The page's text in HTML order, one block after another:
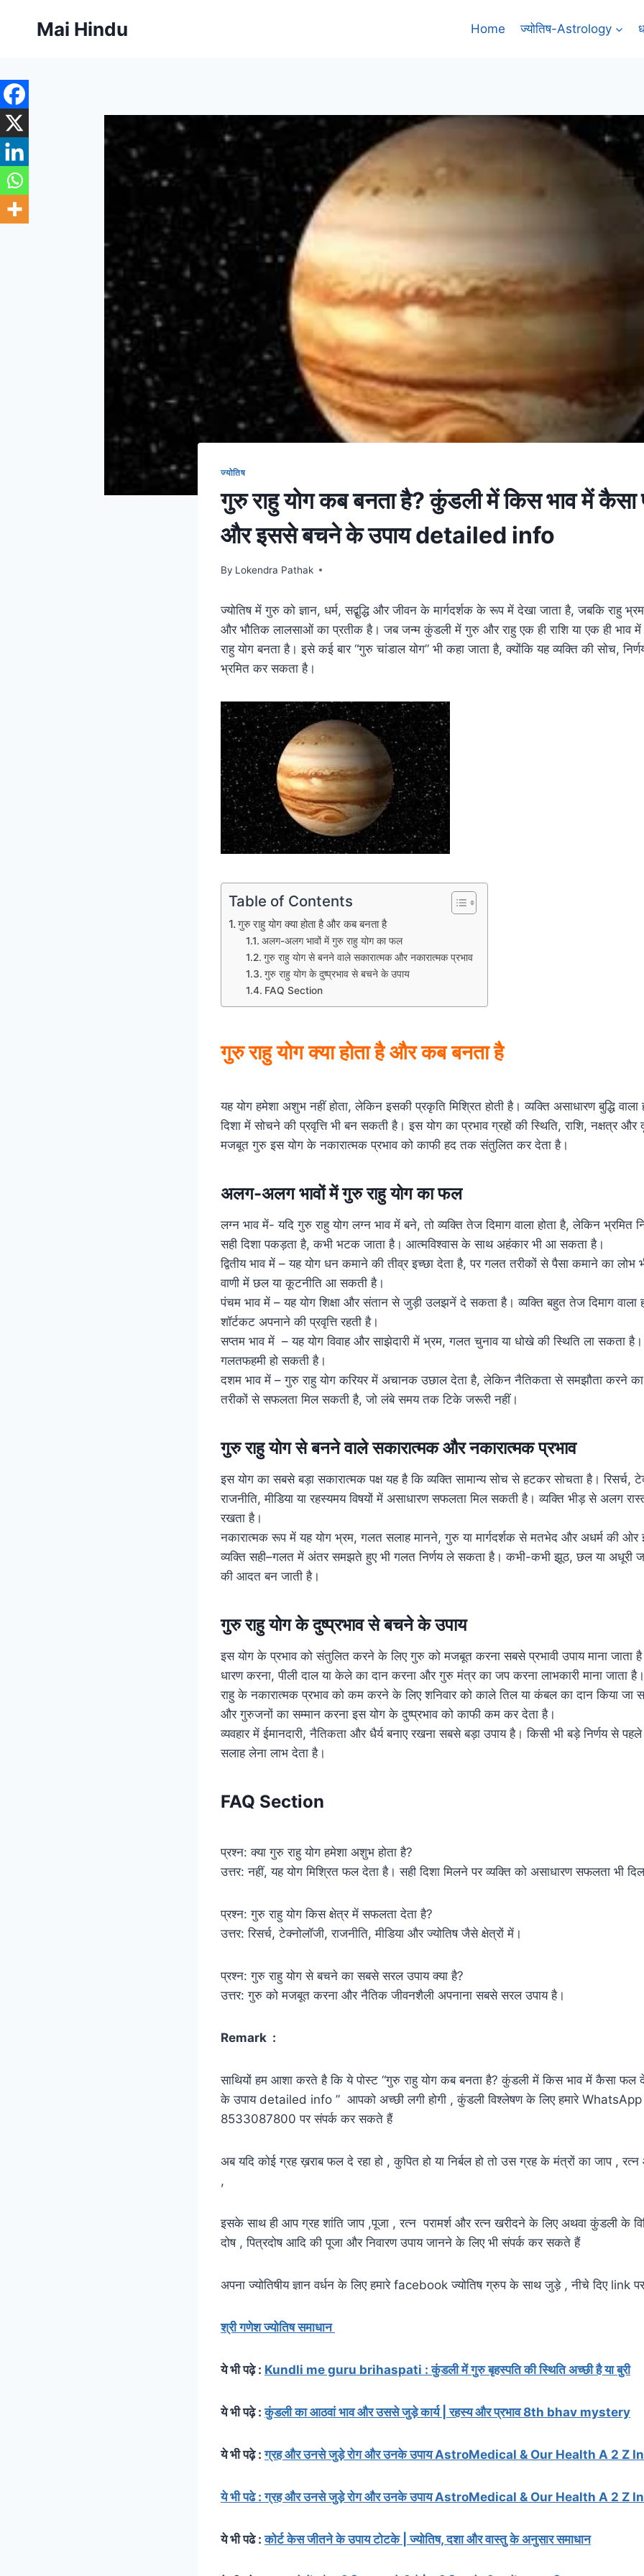
Mai Hindu Home ज्योतिष-Astrology
ज्योतिष
गुरु राहु योग कब बनता है? कुंडली में किस भाव में
और इससे बचने के उपाय detailed info
By Lokendra Pathak
ज्योतिष में गुरु को ज्ञान, धर्म, सद्बुद्धि और जीवन के मार्गदर्शक के रूप में देखा जाता है, जबकि राहु
और भौतिक लालसाओं का प्रतीक है। जब जन्म कुंडली में गुरु और राहु एक ही राशि या एक ही भाव
राहु योग बनता है। इसे कई बार “गुरु चांडाल योग” भी कहा जाता है, क्योंकि यह व्यक्ति की सोच,
भ्रमित कर सकता है।
Table of Contents
गुरु राहु योग क्या होता है और कब बनता है
अलग-अलग भावों में गुरु राहु योग का फल
गुरु राहु योग से बनने वाले सकारात्मक और नकारात्मक प्रभाव
गुरु राहु योग के दुष्प्रभाव से बचने के उपाय
FAQ Section
गुरु राहु योग क्या होता है और कब बनता है
यह योग हमेशा अशुभ नहीं होता, लेकिन इसकी प्रकृति मिश्रित होती है। व्यक्ति असाधारण बुद्धि
दिशा में सोचने की प्रवृत्ति भी बन सकती है। इस योग का प्रभाव ग्रहों की स्थिति, राशि, नक्षत्र और
मजबूत गुरु इस योग के नकारात्मक प्रभाव को काफी हद तक संतुलित कर देता है।
अलग-अलग भावों में गुरु राहु योग का फल
लग्न भाव में- यदि गुरु राहु योग लग्न भाव में बने, तो व्यक्ति तेज दिमाग वाला होता है, लेकिन भ्रमित
सही दिशा पकड़ता है, कभी भटक जाता है। आत्मविश्वास के साथ अहंकार भी आ सकता है।
द्वितीय भाव में – यह योग धन कमाने की तीव्र इच्छा देता है, पर गलत तरीकों से पैसा कमाने का लोभ
वाणी में छल या कूटनीति आ सकती है।
पंचम भाव में – यह योग शिक्षा और संतान से जुड़ी उलझनें दे सकता है। व्यक्ति बहुत तेज दिमाग
शॉर्टकट अपनाने की प्रवृत्ति रहती है।
सप्तम भाव में – यह योग विवाह और साझेदारी में भ्रम, गलत चुनाव या धोखे की स्थिति ला सकता
गलतफहमी हो सकती है।
दशम भाव में – गुरु राहु योग करियर में अचानक उछाल देता है, लेकिन नैतिकता से समझौता करने
तरीकों से सफलता मिल सकती है, जो लंबे समय तक टिके जरूरी नहीं।
गुरु राहु योग से बनने वाले सकारात्मक और नकारात्मक प्रभाव
इस योग का सबसे बड़ा सकारात्मक पक्ष यह है कि व्यक्ति सामान्य सोच से हटकर सोचता है। रिसर्च,
राजनीति, मीडिया या रहस्यमय विषयों में असाधारण सफलता मिल सकती है। व्यक्ति भीड़ से अलग
रखता है।
नकारात्मक रूप में यह योग भ्रम, गलत सलाह मानने, गुरु या मार्गदर्शक से मतभेद और अधर्म की
व्यक्ति सही–गलत में अंतर समझते हुए भी गलत निर्णय ले सकता है। कभी-कभी झूठ, छल या अधूरी
की आदत बन जाती है।
गुरु राहु योग के दुष्प्रभाव से बचने के उपाय
इस योग के प्रभाव को संतुलित करने के लिए गुरु को मजबूत करना सबसे प्रभावी उपाय माना जाता
धारण करना, पीली दाल या केले का दान करना और गुरु मंत्र का जप करना लाभकारी माना जाता है।
राहु के नकारात्मक प्रभाव को कम करने के लिए शनिवार को काले तिल या कंबल का दान किया जा
और गुरुजनों का सम्मान करना इस योग के दुष्प्रभाव को काफी कम कर देता है।
व्यवहार में ईमानदारी, नैतिकता और धैर्य बनाए रखना सबसे बड़ा उपाय है। किसी भी बड़े निर्णय से
सलाह लेना लाभ देता है।
FAQ Section
प्रश्न: क्या गुरु राहु योग हमेशा अशुभ होता है?
उत्तर: नहीं, यह योग मिश्रित फल देता है। सही दिशा मिलने पर व्यक्ति को असाधारण सफलता भी
प्रश्न: गुरु राहु योग किस क्षेत्र में सफलता देता है?
उत्तर: रिसर्च, टेक्नोलॉजी, राजनीति, मीडिया और ज्योतिष जैसे क्षेत्रों में।
प्रश्न: गुरु राहु योग से बचने का सबसे सरल उपाय क्या है?
उत्तर: गुरु को मजबूत करना और नैतिक जीवनशैली अपनाना सबसे सरल उपाय है।
Remark :
साथियों हम आशा करते है कि ये पोस्ट “गुरु राहु योग कब बनता है? कुंडली में किस भाव में कैसा
के उपाय detailed info ” आपको अच्छी लगी होगी , कुंडली विश्लेषण के लिए हमारे
8533087800 पर संपर्क कर सकते हैं
अब यदि कोई ग्रह ख़राब फल दे रहा हो , कुपित हो या निर्बल हो तो उस ग्रह के मंत्रों का जाप ,
,
इसके साथ ही आप ग्रह शांति जाप ,पूजा , रत्न परामर्श और रत्न खरीदने के लिए अथवा कुंडली के
दोष , पित्रदोष आदि की पूजा और निवारण उपाय जानने के लिए भी संपर्क कर सकते हैं
अपना ज्योतिषीय ज्ञान वर्धन के लिए हमारे facebook ज्योतिष ग्रुप के साथ जुड़े , नीचे दिए link
श्री गणेश ज्योतिष समाधान
ये भी पढ़े : Kundli me guru brihaspati : कुंडली में गुरु बृहस्पति की स्थिति अच्छी है या बुरी
ये भी पढ़े :कुंडली का आठवां भाव और उससे जुड़े कार्य | रहस्य और प्रभाव 8th bhav mystery
ये भी पढ़े :ग्रह और उनसे जुड़े रोग और उनके उपाय AstroMedical & Our Health A 2 Z
ये भी पढे :ग्रह और उनसे जुड़े रोग और उनके उपाय AstroMedical & Our Health A 2 Z
ये भी पढे :कोर्ट केस जीतने के उपाय टोटके | ज्योतिष, दशा और वास्तु के अनुसार समाधान